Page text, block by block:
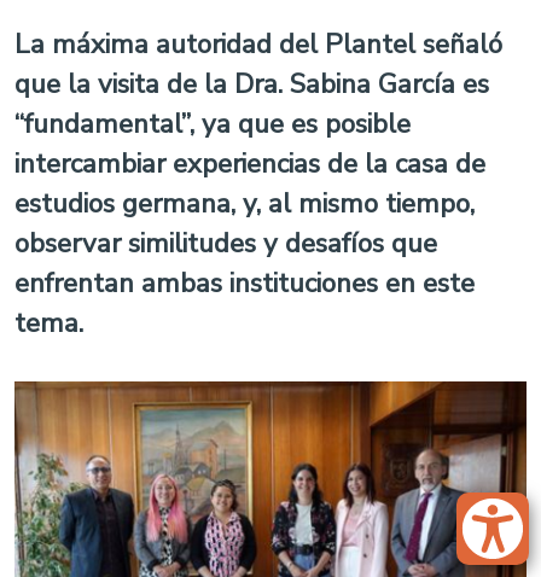
La máxima autoridad del Plantel señaló
que la visita de la Dra. Sabina García es
“fundamental”, ya que es posible
intercambiar experiencias de la casa de
estudios germana, y, al mismo tiempo,
observar similitudes y desafíos que
enfrentan ambas instituciones en este
tema.